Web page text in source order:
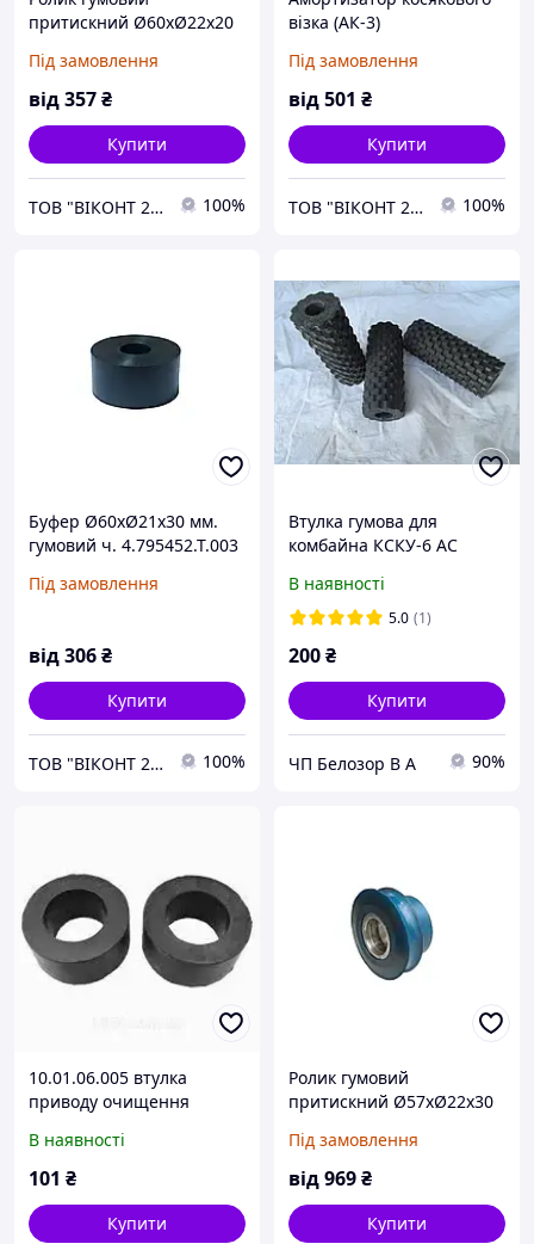
притискний Ø60хØ22х20
по ламінації профілю
Під замовлення
від357₴
Купити
ТОВ "ВІКОНТ 2000" 100%
візка (АК-3)
Під замовлення
від501 ₴
Купити
ТОВ "ВІКОНТ 2000" 100%
Буфер Ø60хØ21х30 мм.
гумовий ч. 4.795452.Т.003
Під замовлення
від306₴
Купити
ТОВ "ВІКОНТ 2000" 100%
Втулка гумова для
комбайна КСКУ-6 АС
В наявності
5.0 (1)
200₴
Купити
ЧП Белозор В А 90%
10.01.06.005 втулка
приводу очищення
В наявності
101 ₴
Купити
Ролик гумовий
притискний Ø57хØ22х30
по ламінації профілю
Під замовлення
від969₴
Купити